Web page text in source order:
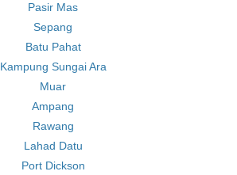
Pasir Mas
Sepang
Batu Pahat
Kampung Sungai Ara
Muar
Ampang
Rawang
Lahad Datu
Port Dickson